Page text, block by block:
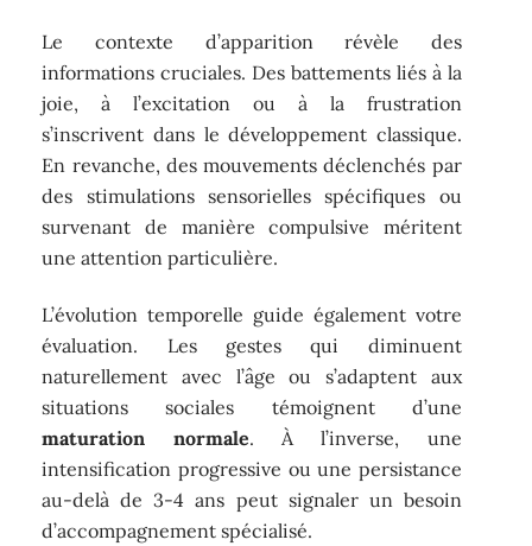
Le contexte d’apparition révèle des
informations cruciales. Des battements liés à la
joie, à l’excitation ou à la frustration
s’inscrivent dans le développement classique.
En revanche, des mouvements déclenchés par
des stimulations sensorielles spécifiques ou
survenant de manière compulsive méritent
une attention particulière.
L’évolution temporelle guide également votre
évaluation. Les gestes qui diminuent
naturellement avec l’âge ou s’adaptent aux
situations sociales témoignent d’une
maturation normale. À l’inverse, une
intensification progressive ou une persistance
au-delà de 3-4 ans peut signaler un besoin
d’accompagnement spécialisé.